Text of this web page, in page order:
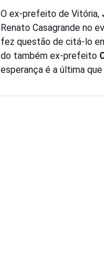
O ex-prefeito de Vitória,
Renato Casagrande no
fez questão de citá-lo
do também ex-prefeito
esperança é a última que